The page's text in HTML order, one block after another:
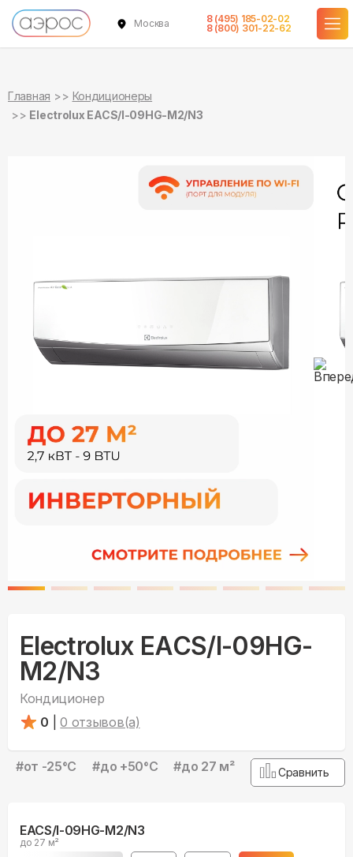
Москва
8 (495) 185-02-02
8 (800) 301-22-62
Главная
Кондиционеры
Electrolux EACS/I-09HG-M2/N3
Electrolux EACS/I-09HG-
M2/N3
Кондиционер
0
0 отзывов(а)
#от -25°С #до +50°С #до 27 м² Сравнить
EACS/I-09HG-M2/N3
до 27 м²
в наличии
в наличии